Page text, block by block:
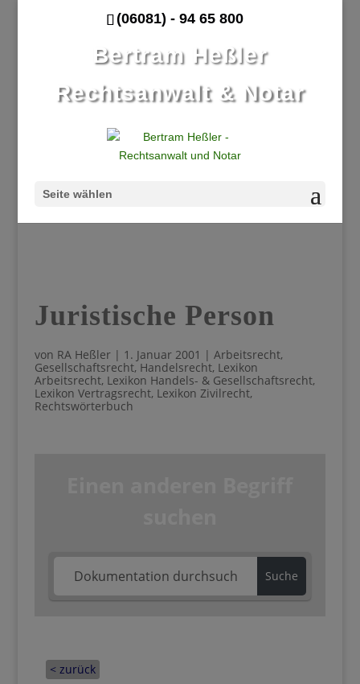
(06081) - 94 65 800
Bertram Heßler
Rechtsanwalt & Notar
Seite wählen
Juristische Person
von RA Heßler| 1. Januar 2001 | Arbeitsrecht,
Gesellschaftsrecht, Handelsrecht, Lexikon
Arbeitsrecht, Lexikon Handels- & Gesellschaftsrecht,
Lexikon Vertragsrecht, Lexikon Zivilrecht,
Rechtswörterbuch
Suche
< zurück